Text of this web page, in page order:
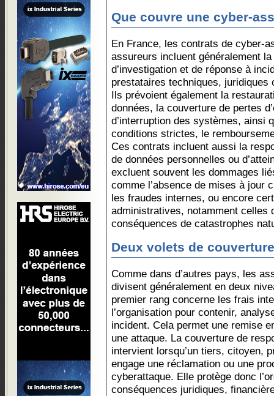
Que couvre une cyber-
En France, les contrats de cyber-
assureurs incluent généralement
d’investigation et de réponse à
prestataires techniques,
Ils prévoient également la
données, la couverture de pertes
d’interruption des systèmes, ainsi
conditions strictes, le
Ces contrats incluent aussi la
de données personnelles ou
excluent souvent les dommages
comme l’absence de mises à jour
les fraudes internes, ou encore
administratives, notamment celles
conséquences de catastrophes
Deux volets de couverture
Comme dans d’autres pays, les
divisent généralement en deux
premier rang concerne les frais
l’organisation pour contenir,
incident. Cela permet une remise
une attaque. La couverture de
intervient lorsqu’un tiers, citoyen,
engage une réclamation ou une
cyberattaque. Elle protège donc
conséquences juridiques,